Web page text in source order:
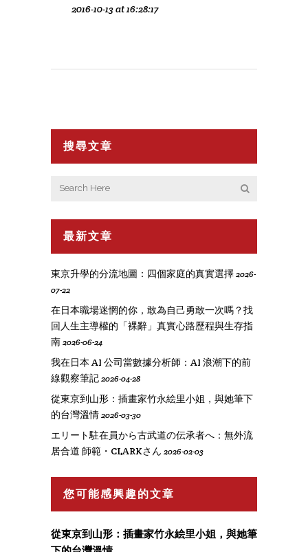
2016-10-13 at 16:28:17
搜尋文章
最新文章
東京升學的分流地圖：四個家庭的真實選擇 2026-
07-22
在日本職場迷惘的你，敢為自己勇敢一次嗎？找
回人生主導權的「裸辭」真實心路歷程與生存指
南 2026-06-24
我在日本 AI 公司當數據分析師：AI 浪潮下的前
線觀察筆記 2026-04-28
從東京到山形：插畫家竹永絵里小姐，與她筆下
的台灣溫情 2026-03-30
エリート駐在員から古武道の伝承者へ：無外流
居合道 師範・CLARKさん 2026-02-03
您可能感興趣的文章
從東京到山形：插畫家竹永絵里小姐，與她筆